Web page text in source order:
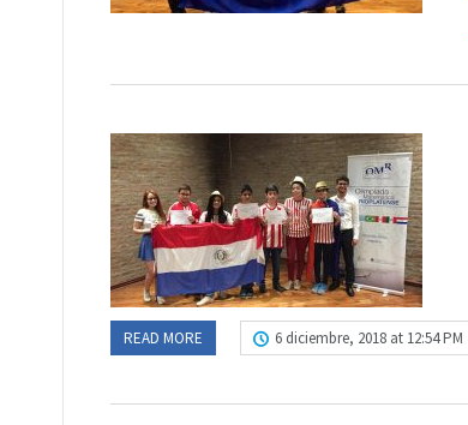
READ MORE 6 diciembre, 2018 at 12:54 PM